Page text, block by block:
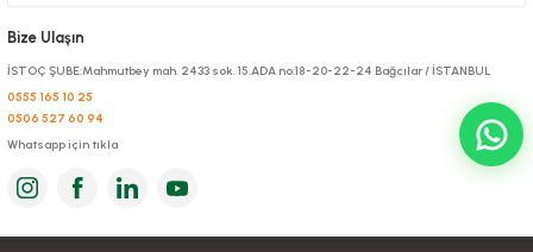
70,98 TL
Bize Ulaşın
İSTOÇ ŞUBE:Mahmutbey mah. 2433 sok. 15.ADA no:18-20-22-24 Bağcılar / İSTANBUL
0555 165 10 25
0506 527 60 94
Whatsapp için tıkla